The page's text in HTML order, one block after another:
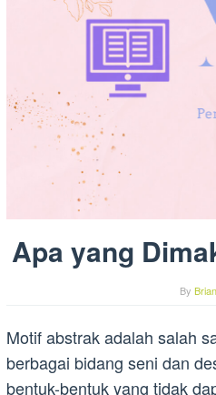
Apa yang
By
Motif abstrak adalah salah
berbagai bidang seni dan
bentuk-bentuk yang tidak